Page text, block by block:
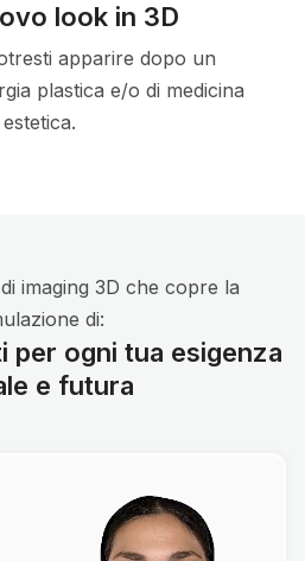
look in 3D
apparire dopo un
plastica e/o di medicina
estetica.
imaging 3D che copre la
di:
per ogni tua esigenza
e futura